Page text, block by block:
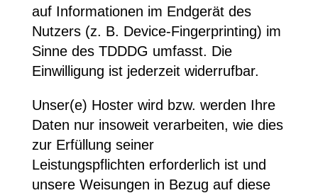
auf Informationen im Endgerät des
Nutzers (z. B. Device-Fingerprinting) im
Sinne des TDDDG umfasst. Die
Einwilligung ist jederzeit widerrufbar.
Unser(e) Hoster wird bzw. werden Ihre
Daten nur insoweit verarbeiten, wie dies
zur Erfüllung seiner
Leistungspflichten erforderlich ist und
unsere Weisungen in Bezug auf diese